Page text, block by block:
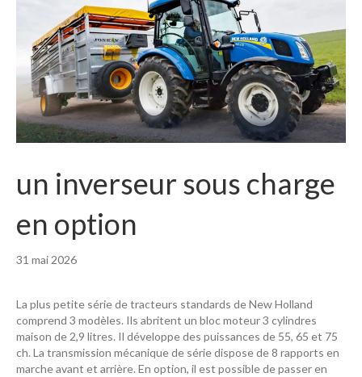
un inverseur sous charge
en option
31 mai 2026
La plus petite série de tracteurs standards de New Holland
comprend 3 modèles. Ils abritent un bloc moteur 3 cylindres
maison de 2,9 litres. Il développe des puissances de 55, 65 et 75
ch. La transmission mécanique de série dispose de 8 rapports en
marche avant et arrière. En option, il est possible de passer en